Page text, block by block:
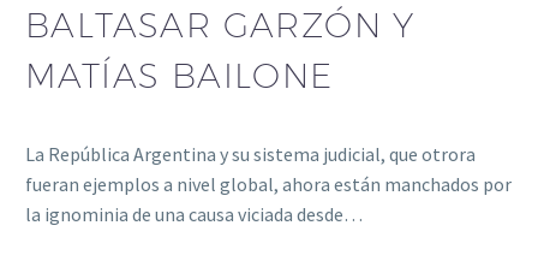
BALTASAR GARZÓN Y
MATÍAS BAILONE
La República Argentina y su sistema judicial, que otrora
fueran ejemplos a nivel global, ahora están manchados por
la ignominia de una causa viciada desde…